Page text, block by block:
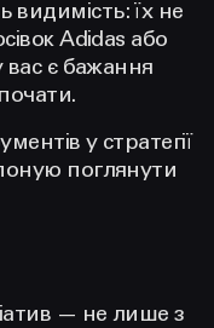
їх не
Adidas або
вас є бажання
у стратегії
поглянути
— не лише з